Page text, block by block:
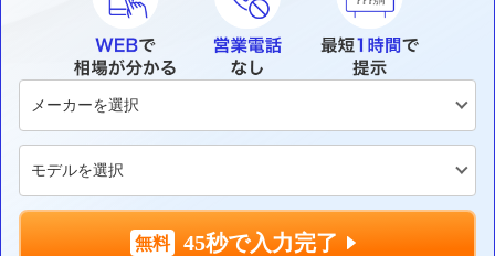
45秒で入力完了